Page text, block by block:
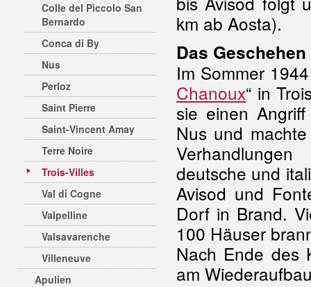
Colle del Piccolo San
Bernardo
Conca di By
Nus
Perloz
Saint Pierre
Saint-Vincent Amay
Terre Noire
Trois-Villes
Val di Cogne
Valpelline
Valsavarenche
Villeneuve
Apulien
km ab Aosta).
Das Geschehen
Im Sommer
Chanoux“ in
sie einen
Nus und
deutsche und
Avisod und
Dorf in Brand.
100 Häuser
Nach Ende des
am